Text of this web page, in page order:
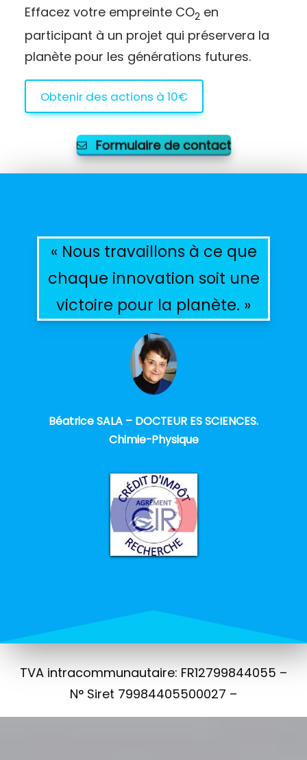
Effacez votre empreinte CO2 en
participant à un projet qui préservera la
planète pour les générations futures.
Obtenir des actions à 10€
Formulaire de contact
« Nous travaillons à ce que
chaque innovation soit une
victoire pour la planète. »
Béatrice SALA – DOCTEUR ES SCIENCES.
Chimie-Physique
TVA intracommunautaire: FR12799844055 –
N° Siret 79984405500027 –